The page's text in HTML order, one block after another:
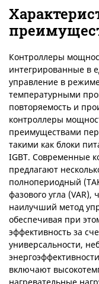
Контроллеры
интегрированные в
управление в
температурными
повторяемость и
контроллеры
преимуществами
такими как блоки
IGBT. Современные
предлагают
полнопериодный
фазового угла
наилучший метод
обеспечивая при
эффективность за
универсальности,
включают